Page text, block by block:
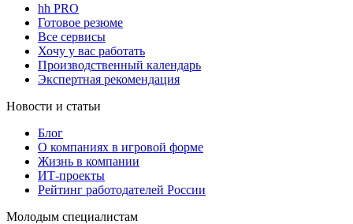
hh PRO
Готовое резюме
Все сервисы
Хочу у вас работать
Производственный календарь
Экспертная рекомендация
Новости и статьи
Блог
О компаниях в игровой форме
Жизнь в компании
ИТ-проекты
Рейтинг работодателей России
Молодым специалистам